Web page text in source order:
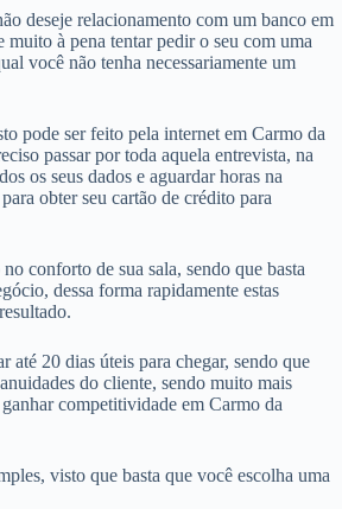
deseje relacionamento com um banco em
muito à pena tentar pedir o seu com uma
você não tenha necessariamente um
pode ser feito pela internet em Carmo da
passar por toda aquela entrevista, na
os seus dados e aguardar horas na
obter seu cartão de crédito para
conforto de sua sala, sendo que basta
dessa forma rapidamente estas
até 20 dias úteis para chegar, sendo que
do cliente, sendo muito mais
competitividade em Carmo da
visto que basta que você escolha uma